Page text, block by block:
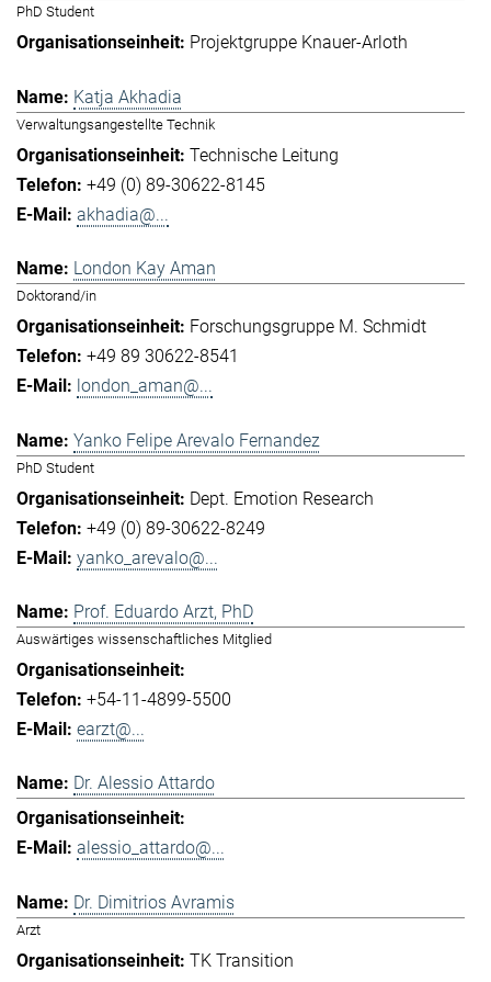
PhD Student
Projektgruppe Knauer-Arloth
Katja Akhadia
Verwaltungsangestellte Technik
Technische Leitung
+49 (0) 89-30622-8145
akhadia@...
London Kay Aman
Doktorand/in
Forschungsgruppe M. Schmidt
+49 89 30622-8541
london_aman@...
Yanko Felipe Arevalo Fernandez
PhD Student
Dept. Emotion Research
+49 (0) 89-30622-8249
yanko_arevalo@...
Prof. Eduardo Arzt, PhD
Auswärtiges wissenschaftliches Mitglied
+54-11-4899-5500
earzt@...
Dr. Alessio Attardo
alessio_attardo@...
Dr. Dimitrios Avramis
Arzt
TK Transition